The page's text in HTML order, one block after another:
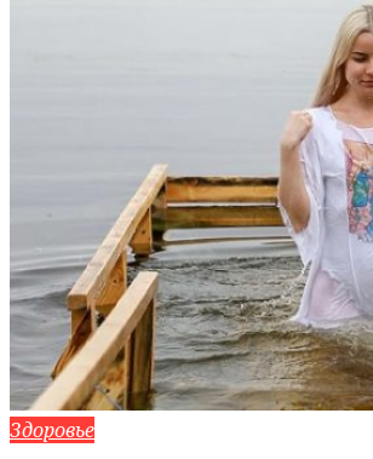
Здоровье